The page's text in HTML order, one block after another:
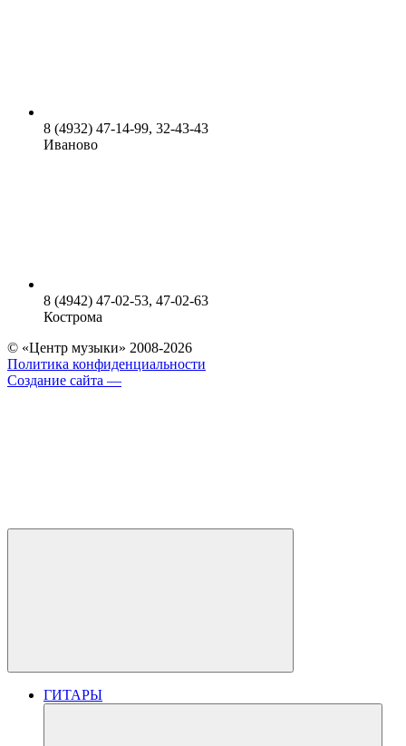
8 (4932) 47-14-99, 32-43-43
Иваново
8 (4942) 47-02-53, 47-02-63
Кострома
© «Центр музыки» 2008-2026
Политика конфиденциальности
Создание сайта —
ГИТАРЫ